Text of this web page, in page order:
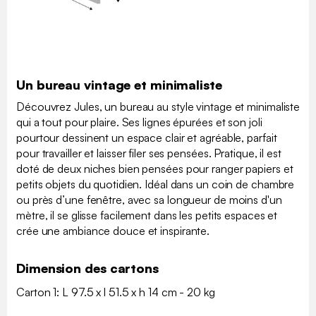
Un bureau vintage et minimaliste
Découvrez Jules, un bureau au style vintage et minimaliste
qui a tout pour plaire. Ses lignes épurées et son joli
pourtour dessinent un espace clair et agréable, parfait
pour travailler et laisser filer ses pensées. Pratique, il est
doté de deux niches bien pensées pour ranger papiers et
petits objets du quotidien. Idéal dans un coin de chambre
ou près d’une fenêtre, avec sa longueur de moins d'un
mètre, il se glisse facilement dans les petits espaces et
crée une ambiance douce et inspirante.
Dimension des cartons
Carton 1: L 97.5 x l 51.5 x h 14 cm - 20 kg